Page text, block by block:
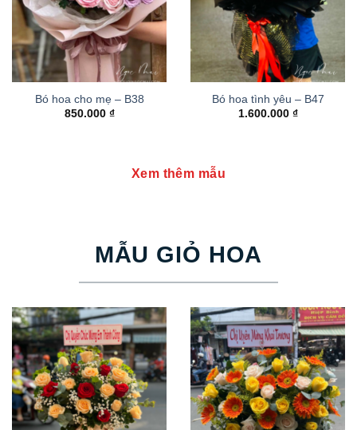
Bó hoa cho mẹ – B38
850.000 ₫
Bó hoa tình yêu – B47
1.600.000 ₫
Xem thêm mẫu
MẪU GIỎ HOA